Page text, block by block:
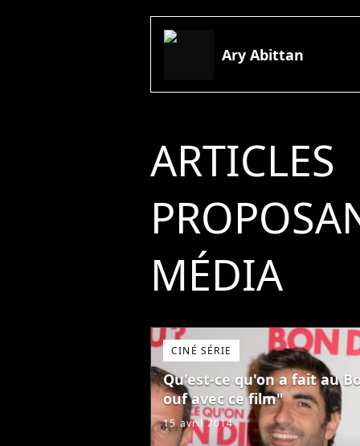
Ary Abittan
ARTICLES
MÉDIA
CINÉ SÉRIE
Qu'est-ce qu'on a fait au
ouf avec ce film"
15 avril 2014